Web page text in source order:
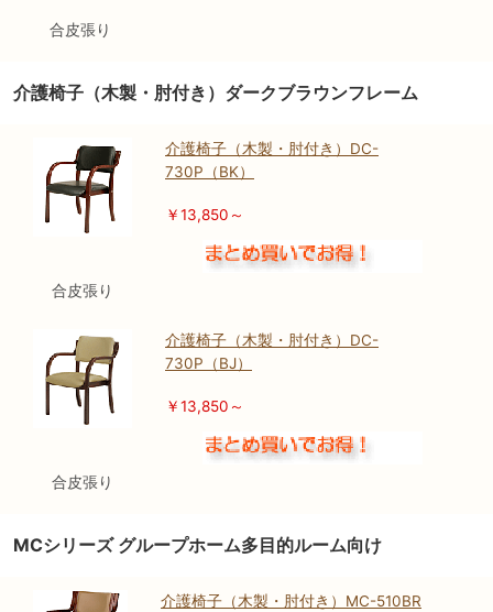
合皮張り
介護椅子（木製・肘付き）ダークブラウンフレーム
合皮張り
介護椅子（木製・肘付き）DC-
730P（BK）
￥13,850～
合皮張り
介護椅子（木製・肘付き）DC-
730P（BJ）
￥13,850～
MCシリーズ グループホーム多目的ルーム向け
介護椅子（木製・肘付き）MC-510BR